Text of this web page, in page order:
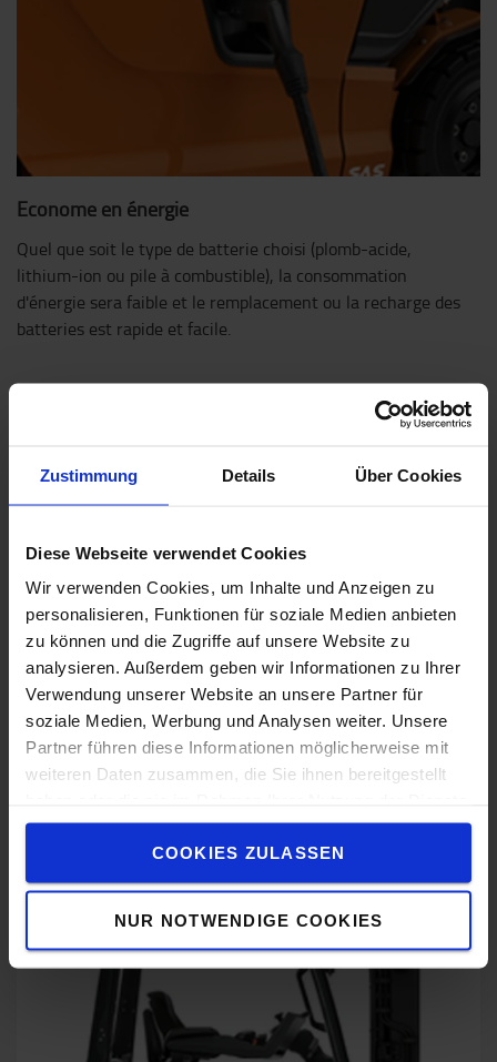
Zustimmung Details Über Cookies
Diese Webseite verwendet Cookies
Wir verwenden Cookies, um Inhalte und Anzeigen zu
personalisieren, Funktionen für soziale Medien anbieten
zu können und die Zugriffe auf unsere Website zu
analysieren. Außerdem geben wir Informationen zu Ihrer
Verwendung unserer Website an unsere Partner für
soziale Medien, Werbung und Analysen weiter. Unsere
Partner führen diese Informationen möglicherweise mit
weiteren Daten zusammen, die Sie ihnen bereitgestellt
gesammelt haben.
COOKIES ZULASSEN
NUR NOTWENDIGE COOKIES
Econome en énergie
Quel que soit le type de batterie choisi (plomb-acide,
lithium-ion ou pile à combustible), la consommation
d'énergie sera faible et le remplacement ou la recharge des
batteries est rapide et facile.
SyncoDrive par Toyota
Le moteur Toyota IPM (aimant permanent intérieur),
associé à aux contrôleurs avancés Toyota, offre de
consommation d'énergie.